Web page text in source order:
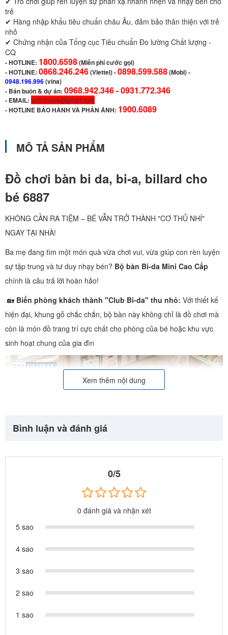
trẻ
✔ Hàng nhập khẩu tiêu chuẩn châu Âu, đảm bảo thân thiện với trẻ
nhỏ
✔ Chứng nhận của Tổng cục Tiêu chuẩn Đo lường Chất lượng -
CQ
-HOTLINE: 1800.6598(Miễn phí cước gọi)
- HOTLINE: 0868.246.246(Viettel)-0898.599.588(Mobi) -
0948.196.996(vina)
- Bán buôn & dự án: 0968.942.346 -0931.772.346
- EMAIL: vulinhrose@gmail.com
-HOTLINE BẢO HÀNH VÀ PHẢN ÁNH: 1900.6089
MÔ TẢ SẢN PHẨM
Đồ chơi bàn bi da, bi-a, billard cho
bé 6887
KHÔNG CẦN RA TIỆM – BÉ VẪN TRỞ THÀNH "CƠ THỦ NHÍ"
NGAY TẠI NHÀ!
Ba mẹ đang tìm một món quà vừa chơi vui, vừa giúp con rèn luyện
sự tập trung và tư duy nhạy bén? Bộ bàn Bi-da Mini Cao Cấp
chính là câu trả lời hoàn hảo!
🏡 Biến phòng khách thành "Club Bi-da" thu nhỏ: Với thiết kế
hiện đại, khung gỗ chắc chắn, bộ bàn này không chỉ là đồ chơi mà
còn là món đồ trang trí cực chất cho phòng của bé hoặc khu vực
sinh hoạt chung của gia đìn
LỢI ÍCH CỦA BỘ ĐỒ CHƠI BI-DA VỚI BÉ:
Phát triển tư duy hình học:Mỗi cú đánh là một bài toán về
góc độ và lực đẩy, giúp con phát triển trí thông minh và khả
Xem thêm nội dung
Bình luận và đánh giá
0/5
0 đánh giá và nhận xét
5 sao
4 sao
3 sao
2 sao
1 sao